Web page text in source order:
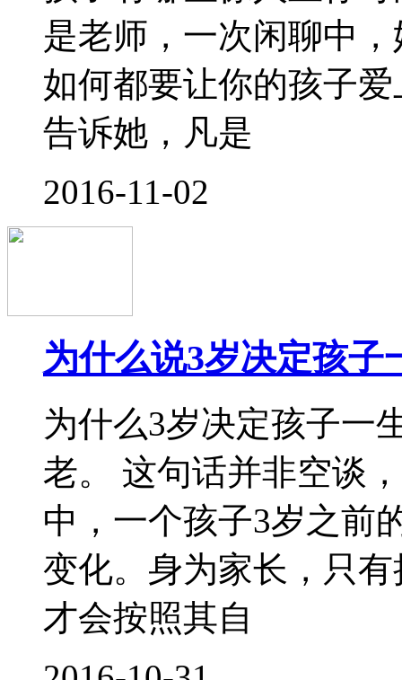
老。 这句话并非空谈
中，一个孩子3岁之前
变化。身为家长，只
才会按照其自
孩子在幼儿园什么都
孩子在幼儿园什么都
给他！很多家长一说
的地方，不指望能学
一问： 你今天学到什
幼儿园什么
2016-10-25